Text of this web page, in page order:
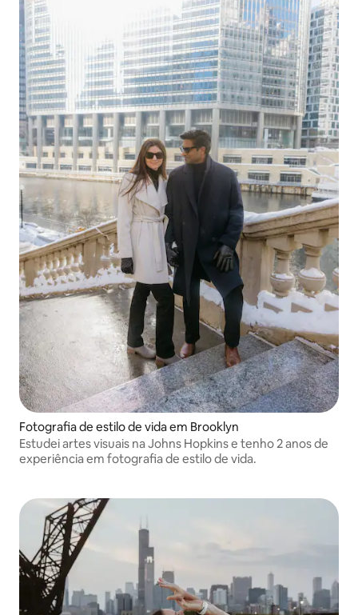
Fotografia de estilo de vida em Brooklyn
Estudei artes visuais na Johns Hopkins e tenho 2 anos de
experiência em fotografia de estilo de vida.